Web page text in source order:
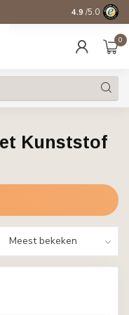
14 dagen
4.9 /5.0
0
Kunststof